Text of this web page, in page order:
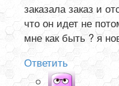
заказала заказ и
что он идет не
мне как быть ? я
Ответить